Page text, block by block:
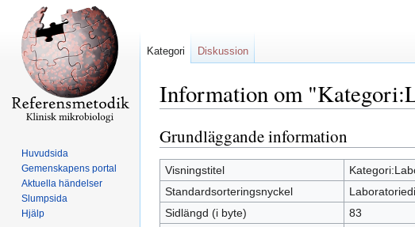
Information om
Hoppa
till
navigering
Hoppa
till
sök
Grundläggande information
Visningstitel
Standardsorteringsnyckel
Sidlängd (i byte)
83
Kategori Diskussion
Huvudsida
Gemenskapens portal
Aktuella händelser
Slumpsida
Hjälp